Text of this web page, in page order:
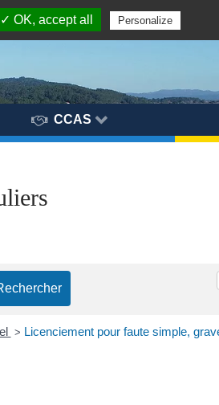
CCAS
> Licenciement pour faute simple,
✓ OK, accept all Personalize